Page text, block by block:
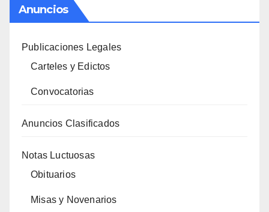
Anuncios
Publicaciones Legales
Carteles y Edictos
Convocatorias
Anuncios Clasificados
Notas Luctuosas
Obituarios
Misas y Novenarios